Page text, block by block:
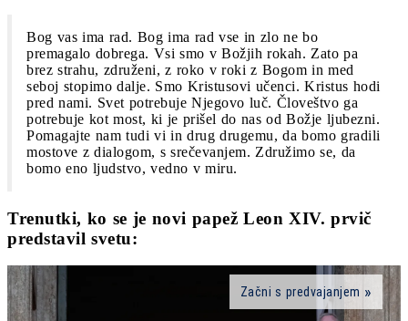
Bog vas ima rad. Bog ima rad vse in zlo ne bo
premagalo dobrega. Vsi smo v Božjih rokah. Zato pa
brez strahu, združeni, z roko v roki z Bogom in med
seboj stopimo dalje. Smo Kristusovi učenci. Kristus hodi
pred nami. Svet potrebuje Njegovo luč. Človeštvo ga
potrebuje kot most, ki je prišel do nas od Božje ljubezni.
Pomagajte nam tudi vi in drug drugemu, da bomo gradili
mostove z dialogom, s srečevanjem. Združimo se, da
bomo eno ljudstvo, vedno v miru.
Trenutki, ko se je novi papež Leon XIV. prvič
predstavil svetu:
Začni s predvajanjem